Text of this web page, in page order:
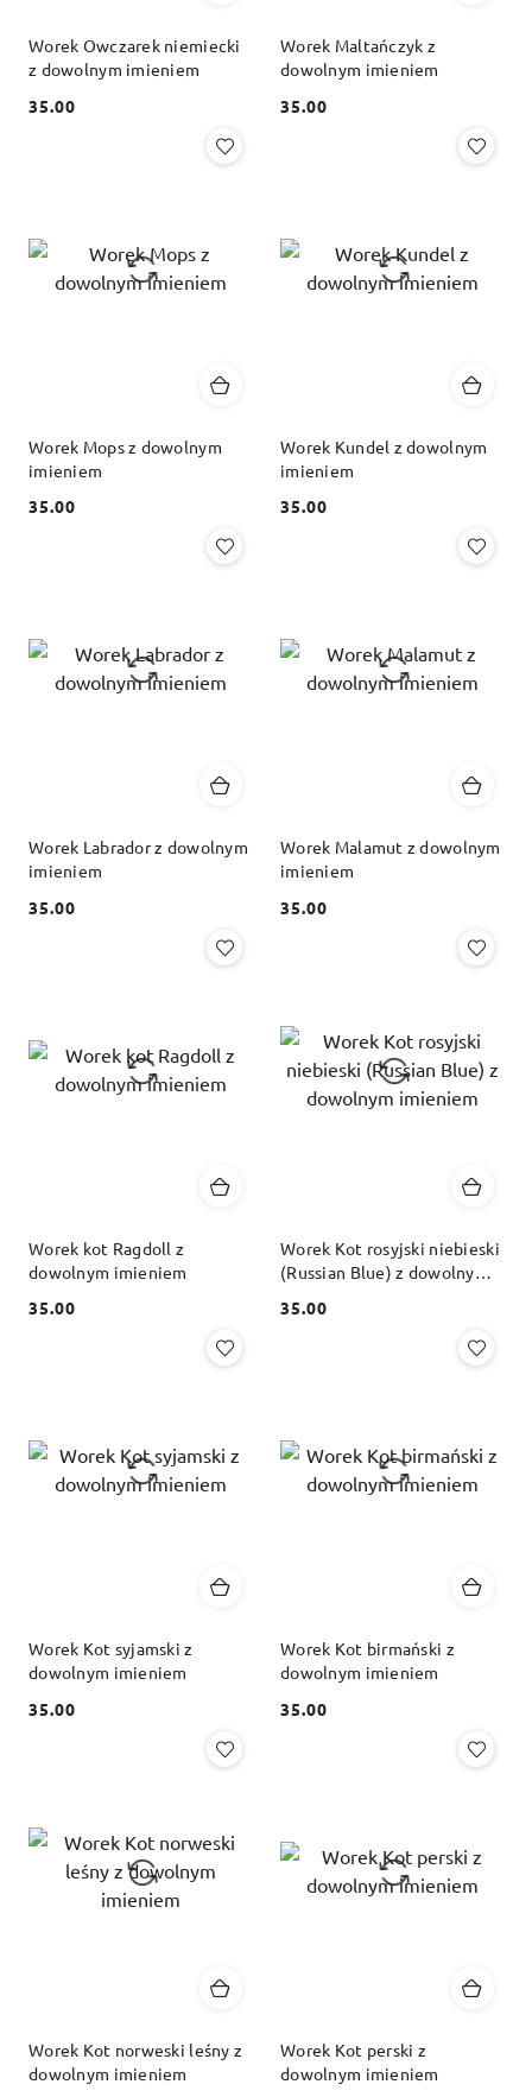
Worek Owczarek niemiecki
z dowolnym imieniem
Cena:
35.00
Worek Maltańczyk z
dowolnym imieniem
Cena:
35.00
Worek Mops z dowolnym
imieniem
Cena:
35.00
Worek Kundel z dowolnym
imieniem
Cena:
35.00
Worek Labrador z dowolnym
imieniem
Cena:
35.00
Worek Malamut z dowolnym
imieniem
Cena:
35.00
Worek kot Ragdoll z
dowolnym imieniem
Cena:
35.00
Worek Kot rosyjski niebieski
(Russian Blue) z dowolnym
Cena:
35.00
Worek Kot syjamski z
dowolnym imieniem
Cena:
35.00
Worek Kot birmański z
dowolnym imieniem
Cena:
35.00
Worek Kot norweski leśny z
dowolnym imieniem
Worek Kot perski z
dowolnym imieniem